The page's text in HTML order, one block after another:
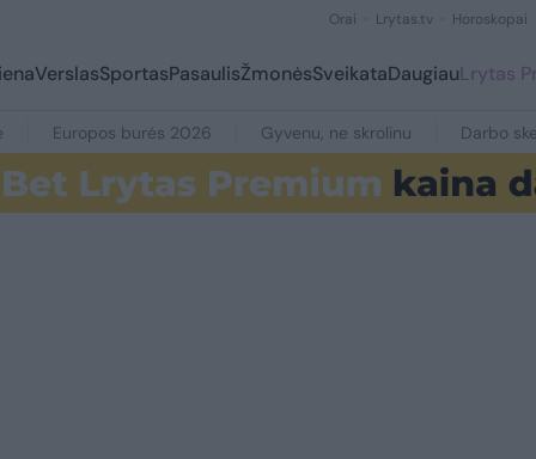
Orai Lrytas.tv Horoskopai
VerslasSportasPasaulisŽmonėsSveikataDaugiauLrytas
Europos burės 2026 Gyvenu, ne skrolinu Darbo